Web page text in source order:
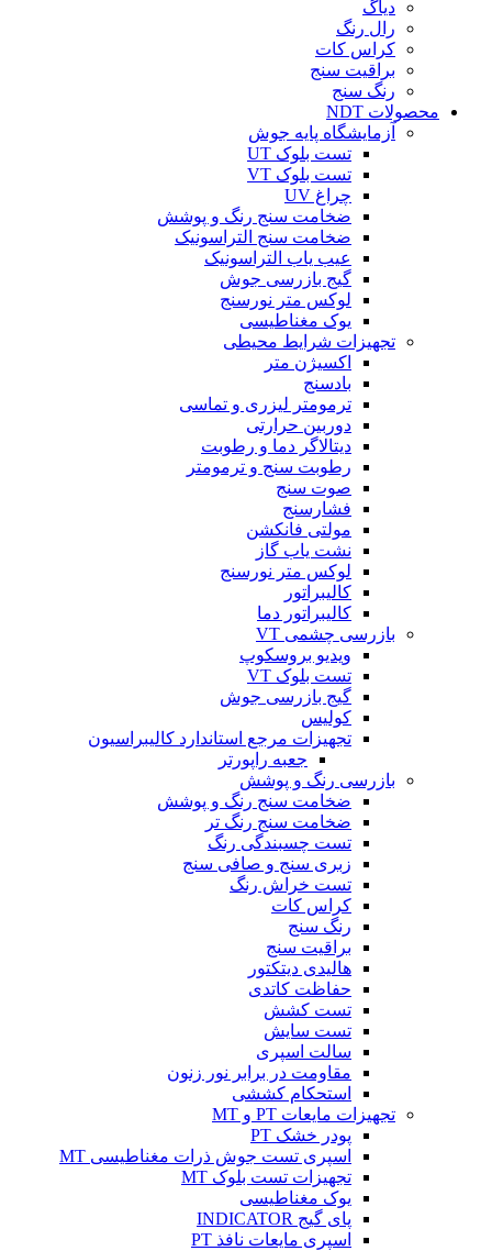
دیاگ
رال رنگ
کراس کات
براقیت سنج
رنگ سنج
محصولات NDT
آزمایشگاه پایه جوش
تست بلوک UT
تست بلوک VT
چراغ UV
ضخامت سنج رنگ و پوشش
ضخامت سنج التراسونیک
عیب یاب التراسونیک
گیج بازرسی جوش
لوکس متر نورسنج
یوک مغناطیسی
تجهیزات شرایط محیطی
اکسیژن متر
بادسنج
ترمومتر لیزری و تماسی
دوربین حرارتی
دیتالاگر دما و رطوبت
رطوبت سنج و ترمومتر
صوت سنج
فشارسنج
مولتی فانکشن
نشت یاب گاز
لوکس متر نورسنج
کالیبراتور
کالیبراتور دما
بازرسی چشمی VT
ویدیو بروسکوپ
تست بلوک VT
گیج بازرسی جوش
کولیس
تجهیزات مرجع استاندارد کالیبراسیون
جعبه راپورتر
بازرسی رنگ و پوشش
ضخامت سنج رنگ و پوشش
ضخامت سنج رنگ تر
تست چسبندگی رنگ
زبری سنج و صافی سنج
تست خراش رنگ
کراس کات
رنگ سنج
براقیت سنج
هالیدی دیتکتور
حفاظت کاتدی
تست کشش
تست سایش
سالت اسپری
مقاومت در برابر نور زنون
استحکام کششی
تجهیزات مایعات PT و MT
پودر خشک PT
اسپری تست جوش ذرات مغناطیسی MT
تجهیزات تست بلوک MT
یوک مغناطیسی
پای گیج INDICATOR
اسپری مایعات نافذ PT